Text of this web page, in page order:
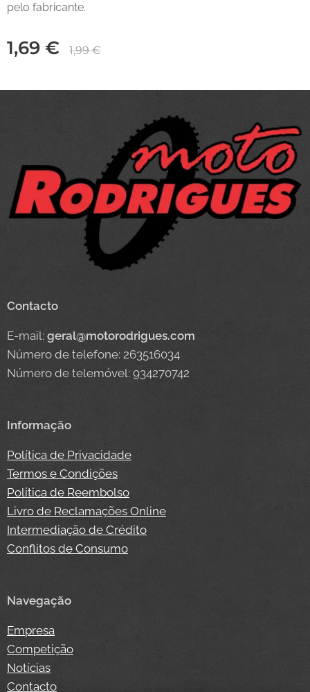
pelo fabricante.
1,69 € 1,99€
Contacto
E-mail: geral@motorodrigues.com
Número de telefone: 263516034
Número de telemóvel: 934270742
Informação
Política de Privacidade
Termos e Condições
Política de Reembolso
Livro de Reclamações Online
Intermediação de Crédito
Conflitos de Consumo
Navegação
Empresa
Competição
Notícias
Contacto